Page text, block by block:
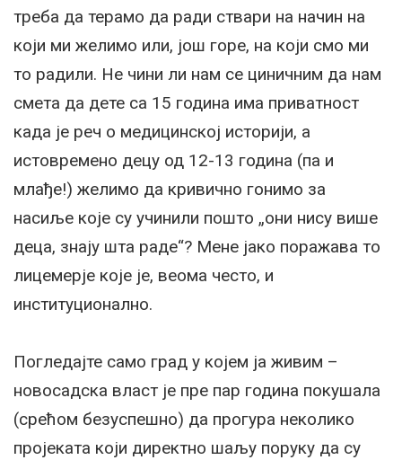
треба да терамо да ради ствари на начин на
који ми желимо или, још горе, на који смо ми
то радили. Не чини ли нам се циничним да нам
смета да дете са 15 година има приватност
када је реч о медицинској историји, а
истовремено децу од 12-13 година (па и
млађе!) желимо да кривично гонимо за
насиље које су учинили пошто „они нису више
деца, знају шта раде“? Мене јако поражава то
лицемерје које је, веома често, и
институционално.
Погледајте само град у којем ја живим –
новосадска власт је пре пар година покушала
(срећом безуспешно) да прогура неколико
пројеката који директно шаљу поруку да су